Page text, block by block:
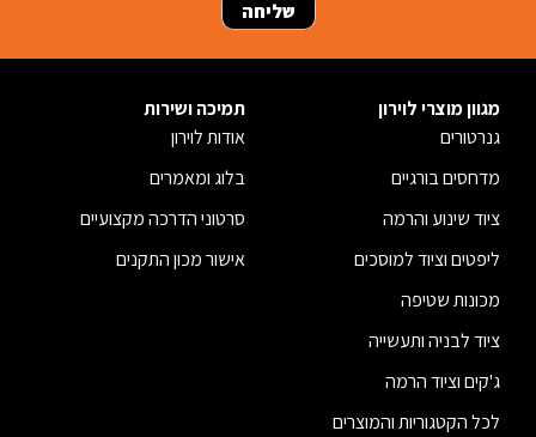
מגוון מוצרי לוירון
גנרטורים
מדחסים בורגיים
ציוד שינוע והרמה
ליפטים וציוד למוסכים
מכונות שטיפה
ציוד לבניה ותעשייה
ג'קים וציוד הרמה
לכל הקטגוריות והמוצרים
תמיכה ושירות
אודות לוירון
בלוג ומאמרים
סרטוני הדרכה מקצועיים
אישור מכון התקנים